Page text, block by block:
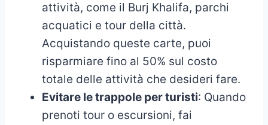
attività, come il Burj Khalifa, parchi
acquatici e tour della città.
Acquistando queste carte, puoi
risparmiare fino al 50% sul costo
totale delle attività che desideri fare.
Evitare le trappole per turisti: Quando
prenoti tour o escursioni, fai